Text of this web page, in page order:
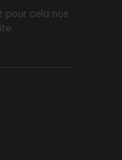
pour cela nos